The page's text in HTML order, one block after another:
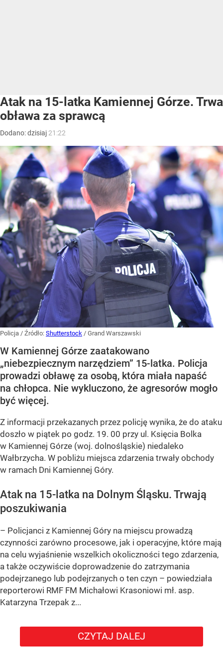
Atak na 15-latka Kamiennej Górze. Trwa
obława za sprawcą
Dodano:dzisiaj 21:22
Policja / Źródło: Shutterstock / Grand Warszawski
W Kamiennej Górze zaatakowano
„niebezpiecznym narzędziem” 15-latka. Policja
prowadzi obławę za osobą, która miała napaść
na chłopca. Nie wykluczono, że agresorów mogło
być więcej.
Z informacji przekazanych przez policję wynika, że do ataku
doszło w piątek po godz. 19. 00 przy ul. Księcia Bolka
w Kamiennej Górze (woj. dolnośląskie) niedaleko
Wałbrzycha. W pobliżu miejsca zdarzenia trwały obchody
w ramach Dni Kamiennej Góry.
Atak na 15-latka na Dolnym Śląsku. Trwają
poszukiwania
– Policjanci z Kamiennej Góry na miejscu prowadzą
czynności zarówno procesowe, jak i operacyjne, które mają
na celu wyjaśnienie wszelkich okoliczności tego zdarzenia,
a także oczywiście doprowadzenie do zatrzymania
podejrzanego lub podejrzanych o ten czyn – powiedziała
reporterowi RMF FM Michałowi Krasoniowi mł. asp.
Katarzyna Trzepak z...
CZYTAJ DALEJ